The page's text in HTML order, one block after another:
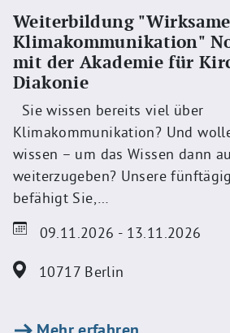
Weiterbildung "Wirksame
Klimakommunikation"
mit der Akademie für
Diakonie
Sie wissen bereits viel über
Klimakommunikation? Und
wissen – um das Wissen dann
weiterzugeben? Unsere
befähigt Sie,…
09.11.2026 - 13.11.2026
10717 Berlin